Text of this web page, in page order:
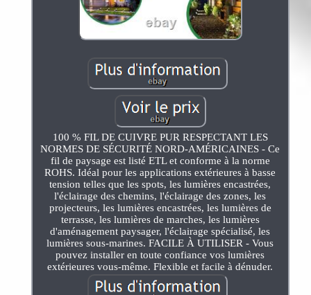
100 % FIL DE CUIVRE PUR RESPECTANT LES
NORMES DE SÉCURITÉ NORD-AMÉRICAINES - Ce
fil de paysage est listé ETL et conforme à la norme
ROHS. Idéal pour les applications extérieures à basse
tension telles que les spots, les lumières encastrées,
l'éclairage des chemins, l'éclairage des zones, les
projecteurs, les lumières encastrées, les lumières de
terrasse, les lumières de marches, les lumières
d'aménagement paysager, l'éclairage spécialisé, les
lumières sous-marines. FACILE À UTILISER - Vous
pouvez installer en toute confiance vos lumières
extérieures vous-même. Flexible et facile à dénuder.